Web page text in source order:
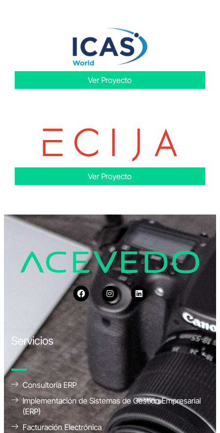
Ver Proyecto
Ver Proyecto
Servicios
Consultoría ERP
Implementación de Sistemas de Gestión Empresarial
(ERP)
Facturación Electrónica